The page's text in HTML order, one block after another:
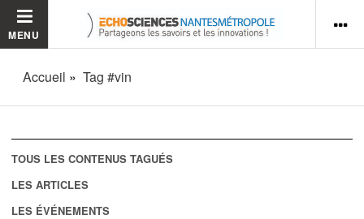
MENU
Accueil Tag #vin
TOUS LES CONTENUS TAGUÉS
LES ARTICLES
LES ÉVÉNEMENTS